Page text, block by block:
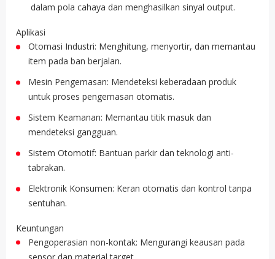
dalam pola cahaya dan menghasilkan sinyal output.
Aplikasi
Otomasi Industri: Menghitung, menyortir, dan memantau
item pada ban berjalan.
Mesin Pengemasan: Mendeteksi keberadaan produk
untuk proses pengemasan otomatis.
Sistem Keamanan: Memantau titik masuk dan
mendeteksi gangguan.
Sistem Otomotif: Bantuan parkir dan teknologi anti-
tabrakan.
Elektronik Konsumen: Keran otomatis dan kontrol tanpa
sentuhan.
Keuntungan
Pengoperasian non-kontak: Mengurangi keausan pada